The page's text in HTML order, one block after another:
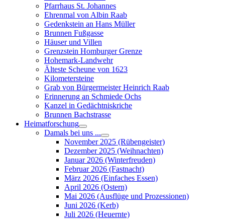
Pfarrhaus St. Johannes
Ehrenmal von Albin Raab
Gedenkstein an Hans Müller
Brunnen Fußgasse
Häuser und Villen
Grenzstein Homburger Grenze
Hohemark-Landwehr
Älteste Scheune von 1623
Kilometersteine
Grab von Bürgermeister Heinrich Raab
Erinnerung an Schmiede Ochs
Kanzel in Gedächtniskriche
Brunnen Bachstrasse
Heimatforschung
Damals bei uns ...
November 2025 (Rübengeister)
Dezember 2025 (Weihnachten)
Januar 2026 (Winterfreuden)
Februar 2026 (Fastnacht)
März 2026 (Einfaches Essen)
April 2026 (Ostern)
Mai 2026 (Ausflüge und Prozessionen)
Juni 2026 (Kerb)
Juli 2026 (Heuernte)